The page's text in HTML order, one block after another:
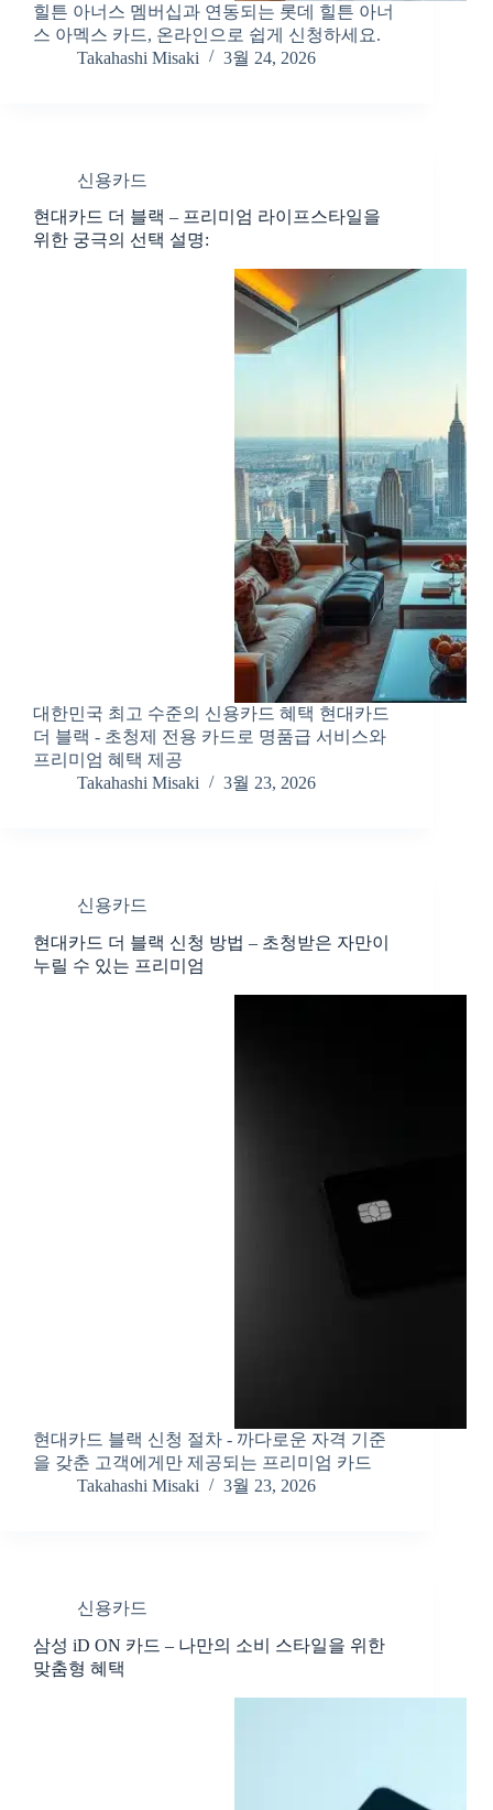
힐튼 아너스 멤버십과 연동되는 롯데 힐튼 아너
스 아멕스 카드, 온라인으로 쉽게 신청하세요.
Takahashi Misaki
3월 24, 2026
신용카드
현대카드 더 블랙 – 프리미엄 라이프스타일을
위한 궁극의 선택 설명:
대한민국 최고 수준의 신용카드 혜택 현대카드
더 블랙 - 초청제 전용 카드로 명품급 서비스와
프리미엄 혜택 제공
Takahashi Misaki
3월 23, 2026
신용카드
현대카드 더 블랙 신청 방법 – 초청받은 자만이
누릴 수 있는 프리미엄
현대카드 블랙 신청 절차 - 까다로운 자격 기준
을 갖춘 고객에게만 제공되는 프리미엄 카드
Takahashi Misaki
3월 23, 2026
신용카드
삼성 iD ON 카드 – 나만의 소비 스타일을 위한
맞춤형 혜택